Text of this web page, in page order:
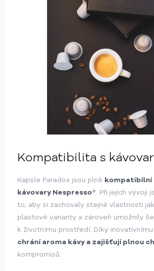
Kompatibilita s
Kapsle Paradox jsou plně kompatibilní
kávovary Nespresso®. Při jejich vývoji
to, aby si zachovaly stejné vlastnosti
plastové varianty a zároveň umožnily
k životnímu prostředí. Díky
chrání aroma kávy a zajišťují plnou
kompromisů.